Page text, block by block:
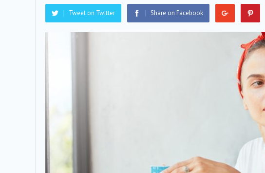
Tweet on Twitter Share on Facebook